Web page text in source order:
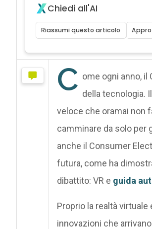
Chiedi all'AI
Riassumi questo articolo
C ome ogni anno, il
della tecnologia.
veloce che oramai non
camminare da solo per
anche il Consumer
futura, come ha
dibattito: VR e guida
Proprio la realtà
innovazioni che